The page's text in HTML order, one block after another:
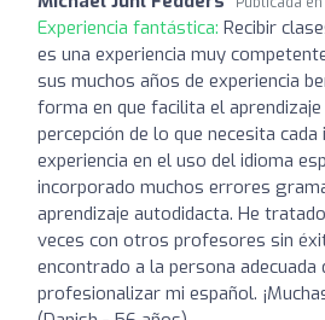
Experiencia fantástica: Recibir
es una experiencia muy
sus muchos años de experiencia
forma en que facilita el
percepción de lo que necesita cada
experiencia en el uso del idioma
incorporado muchos errores
aprendizaje autodidacta. He
veces con otros profesores sin
encontrado a la persona adecuada
profesionalizar mi español.